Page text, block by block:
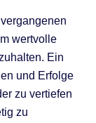
wertvolle
Ein
und Erfolge
zu vertiefen
zu